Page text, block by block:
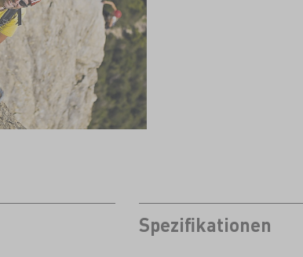
Spezifikationen